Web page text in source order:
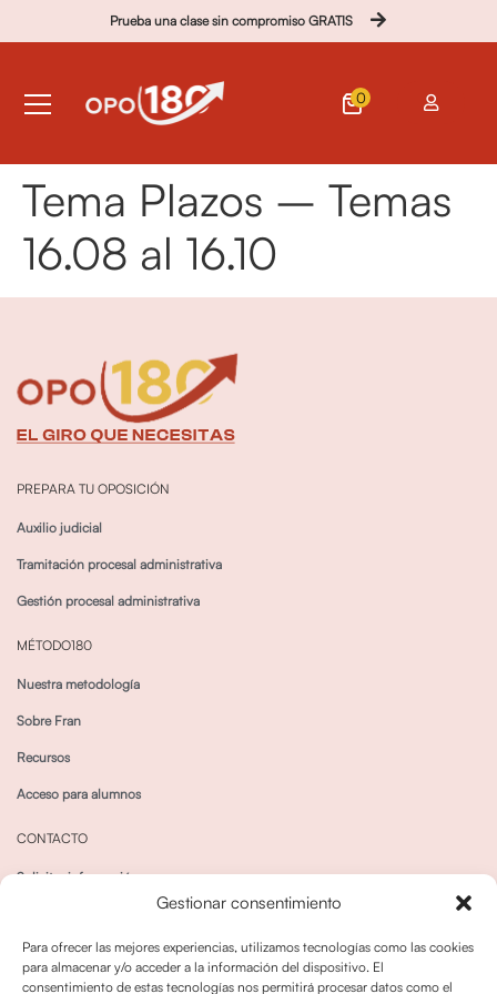
Gestionar consentimiento
Para ofrecer las mejores experiencias, utilizamos tecnologías como las cookies
para almacenar y/o acceder a la información del dispositivo. El
consentimiento de estas tecnologías nos permitirá procesar datos como el
Prueba una clase sin compromiso GRATIS
0
Tema Plazos – Temas
16.08 al 16.10
PREPARA TU OPOSICIÓN
Auxilio judicial
Tramitación procesal administrativa
Gestión procesal administrativa
MÉTODO180
Nuestra metodología
Sobre Fran
Recursos
Acceso para alumnos
CONTACTO
Solicitar información